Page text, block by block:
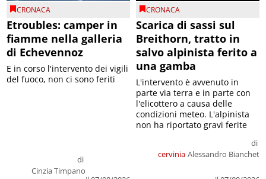
CRONACA
Etroubles: camper in
fiamme nella galleria
di Echevennoz
di
Cinzia Timpano
E in corso l'intervento dei vigili
del fuoco, non ci sono feriti
CRONACA
Scarica di sassi sul
Breithorn, tratto in
salvo alpinista ferito a
una gamba
cervinia
di
Alessandro Bianchet
L'intervento è avvenuto in
parte via terra e in parte con
l'elicottero a causa delle
condizioni meteo. L'alpinista
non ha riportato gravi ferite